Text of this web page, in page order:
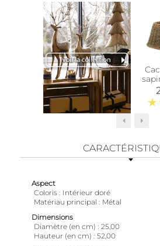
Aspect
Coloris
Intérieur doré
Matériau principal
Métal
Dimensions
Diamètre (en cm)
25,00
Hauteur (en cm)
52,00